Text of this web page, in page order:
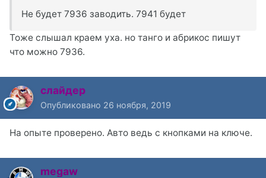
Не будет 7936 заводить. 7941 будет
Тоже слышал краем уха. но танго и абрикос пишут
что можно 7936.
слайдер
Опубликовано 26 ноября, 2019
На опыте проверено. Авто ведь с кнопками на ключе.
megaw